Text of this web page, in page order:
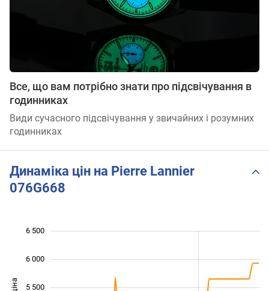
Все, що вам потрібно знати про підсвічування в
годинниках
Види сучасного підсвічування у звичайних і розумних
годинниках
Динаміка цін на Pierre Lannier
076G668
5 500
6 000
6 500